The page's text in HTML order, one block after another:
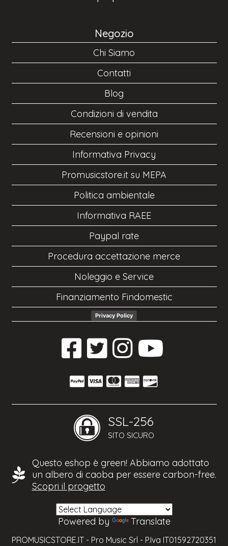
Negozio
Chi Siamo
Contatti
Blog
Condizioni di vendita
Recensioni e opinioni
Informativa Privacy
Promusicstore.it su MEPA
Politica ambientale
Informativa RAEE
Paypal rate
Procedura accettazione merce
Noleggio e Service
Finanziamento Findomestic
Privacy Policy
SSL-256
SITO SICURO
Questo eshop è green! Abbiamo adottato
un albero di caoba per essere carbon-free.
Scopri il progetto
Powered by Translate
PROMUSICSTORE.IT - Pro Music Srl - P.Iva IT01592720351